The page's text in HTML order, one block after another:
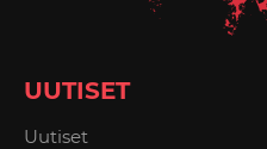
UUTISET
Uutiset